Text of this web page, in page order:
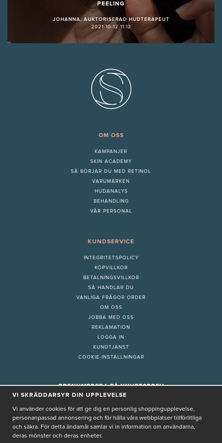
PEELING
JOHANNA, AUKTORISERAD HUDTERAPEUT
2021-10-12 11:12
OM OSS
KAMPANJER
SKIN ACADEMY
SÅ BÖRJAR DU MED RETINOL
VARUMÄRKEN
HUDANALYS
BEHANDLING
VÅR PERSONAL
KUNDSERVICE
INTEGRITETSPOLICY
KÖPVILLKOR
BETALNINGSVILLKOR
SÅ HANDLAR DU
VANLIGA FRÅGOR ORDER
OM OSS
JOBBA MED OSS
REKLAMATION
LOGGA IN
KUNDTJÄNST
COOKIE-INSTÄLLNINGAR
PRENUMERERA PÅ NYHETSBREV
Genom att ge min e-post, accepterar jag Seth och Sally
VI SKRÄDDARSYR DIN UPPLEVELSE
Vi använder cookies för att ge dig en personlig shoppingupplevelse,
personanpassad annonsering och för hålla våra webbplatser tillförlitliga
och säkra. För detta ändamål samlar vi in information om användarna,
deras mönster och deras enheter.